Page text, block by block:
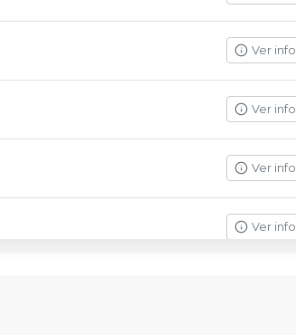
Ver info
Ver info
Ver info
Ver info